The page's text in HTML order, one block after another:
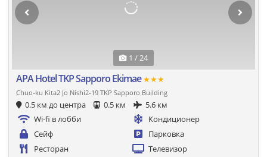
1 / 24
APA Hotel TKP Sapporo Ekimae★★★
Chuo-ku Kita2 Jo Nishi2-19 TKP Sapporo Building
0.5 км до центра 0.5 км
5.6 км
Wi-fi в лобби
Кондиционер
Сейф
Парковка
Ресторан
Телевизор